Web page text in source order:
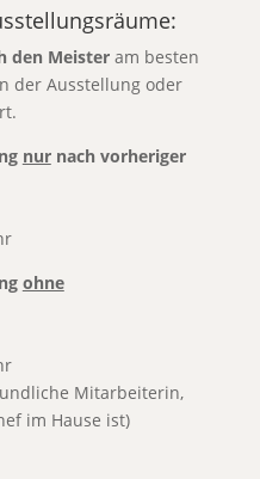
den Meister am besten
der Ausstellung oder
nurnach vorheriger
ohne
Mitarbeiterin,
im Hause ist)